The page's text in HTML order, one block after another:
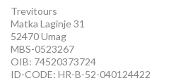
Trevitours
Matka Laginje 31
52470 Umag
MBS-0523267
OIB: 74520373724
ID-CODE: HR-B-52-040124422